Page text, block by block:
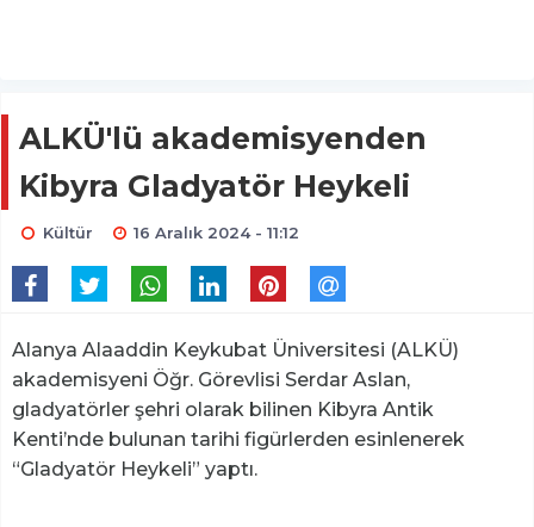
ALKÜ'lü akademisyenden
Kibyra Gladyatör Heykeli
Kültür 16 Aralık 2024 - 11:12
Alanya Alaaddin Keykubat Üniversitesi (ALKÜ)
akademisyeni Öğr. Görevlisi Serdar Aslan,
gladyatörler şehri olarak bilinen Kibyra Antik
Kenti’nde bulunan tarihi figürlerden esinlenerek
“Gladyatör Heykeli” yaptı.